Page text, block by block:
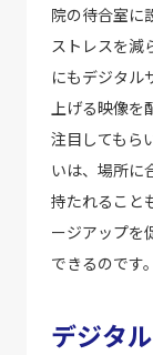
院の待合室に
ストレスを減
にもデジタル
上げる映像
注目してもら
いは、場所に
持たれること
ージアップを
できるのです。
デジタ